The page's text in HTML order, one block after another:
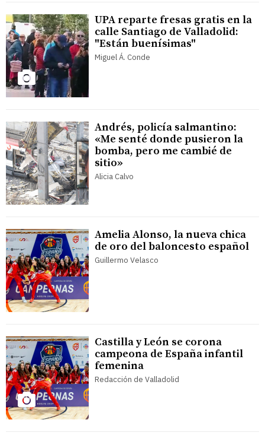
UPA reparte fresas gratis en la
calle Santiago de Valladolid:
"Están buenísimas"
Miguel Á. Conde
Andrés, policía salmantino:
«Me senté donde pusieron la
bomba, pero me cambié de
sitio»
Alicia Calvo
Amelia Alonso, la nueva chica
de oro del baloncesto español
Guillermo Velasco
Castilla y León se corona
campeona de España infantil
femenina
Redacción de Valladolid